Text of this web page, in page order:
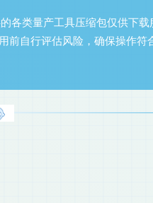
各类量产工具压缩包仅供下载
前自行评估风险，确保操作符